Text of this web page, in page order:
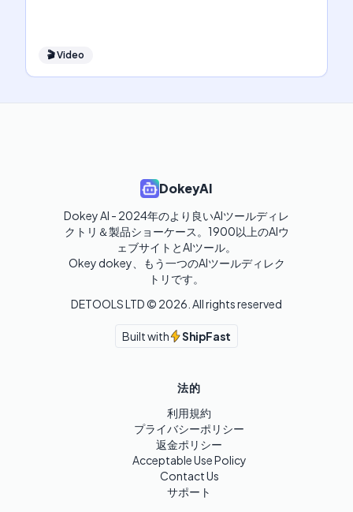
🎬Video
DokeyAI
Dokey AI - 2024年のより良いAIツールディレ
クトリ＆製品ショーケース。1900以上のAIウ
ェブサイトとAIツール。
Okey dokey、もう一つのAIツールディレク
トリです。
DETOOLS LTD © 2026 . All rights reserved
Built with ShipFast
法的
利用規約
プライバシーポリシー
返金ポリシー
Acceptable Use Policy
Contact Us
サポート